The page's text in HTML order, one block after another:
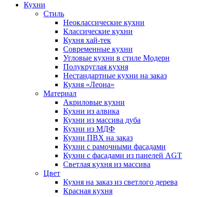
Кухни
Стиль
Неоклассические кухни
Классические кухни
Кухня хай-тек
Современные кухни
Угловые кухни в стиле Модерн
Полукруглая кухня
Нестандартные кухни на заказ
Кухня «Леона»
Материал
Акриловые кухни
Кухни из алвика
Кухни из массива дуба
Кухни из МДФ
Кухни ПВХ на заказ
Кухни с рамочными фасадами
Кухни с фасадами из панелей AGT
Светлая кухня из массива
Цвет
Кухня на заказ из светлого дерева
Красная кухня